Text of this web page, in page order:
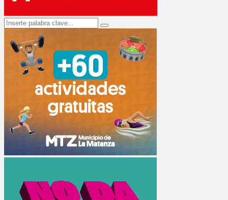
Search
for:
Search